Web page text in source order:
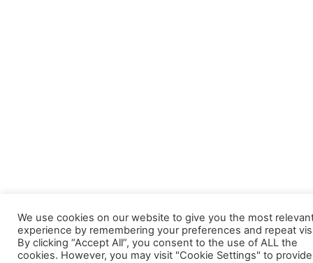
We use cookies on our website to give you the most
experience by remembering your preferences and repeat
By clicking “Accept All”, you consent to the use of ALL the
cookies. However, you may visit "Cookie Settings" to